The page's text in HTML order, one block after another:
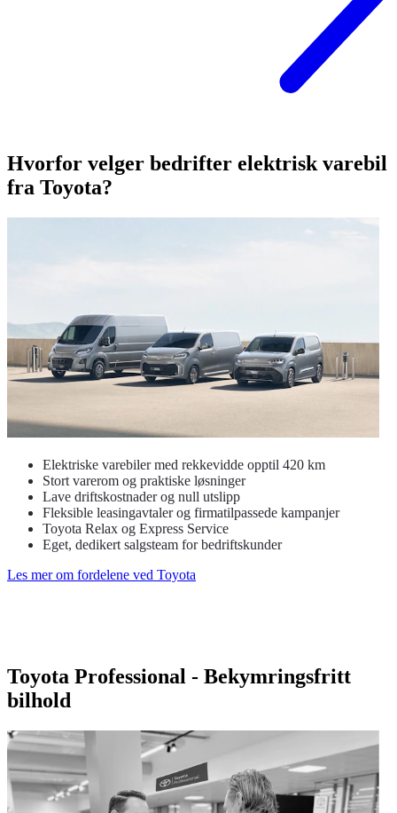
Hvorfor velger bedrifter elektrisk varebil
fra Toyota?
Elektriske varebiler med rekkevidde opptil 420 km
Stort varerom og praktiske løsninger
Lave driftskostnader og null utslipp
Fleksible leasingavtaler og firmatilpassede kampanjer
Toyota Relax og Express Service
Eget, dedikert salgsteam for bedriftskunder
Les mer om fordelene ved Toyota
Toyota Professional - Bekymringsfritt
bilhold